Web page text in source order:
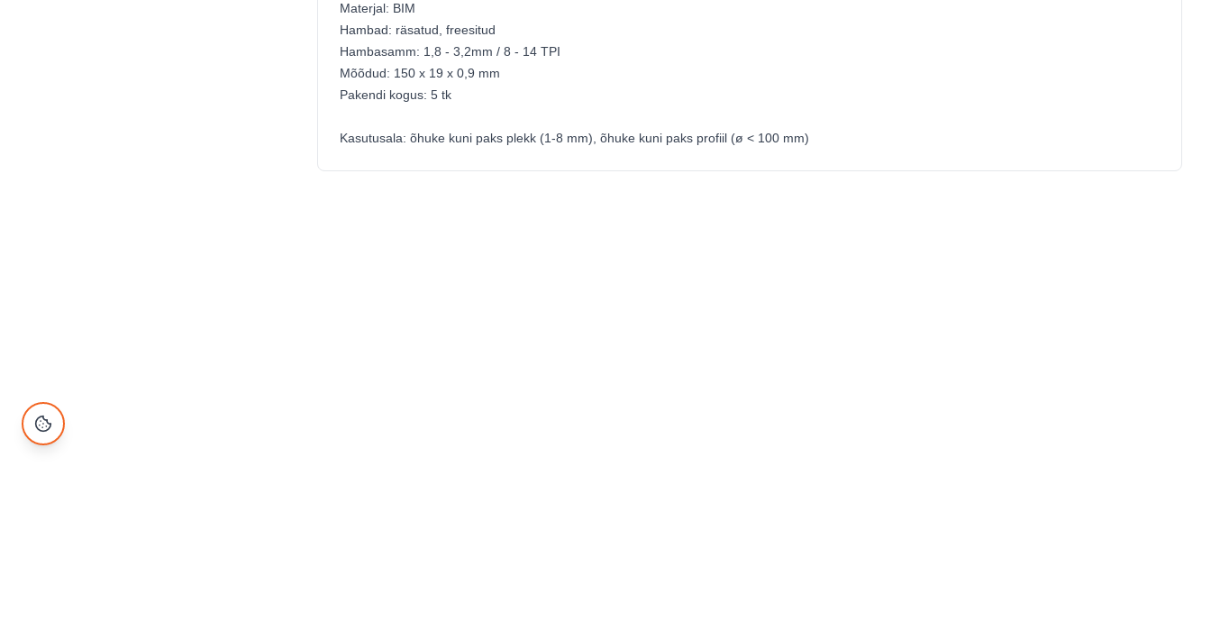
Materjal: BIM
Hambad: räsatud, freesitud
Hambasamm: 1,8 - 3,2mm / 8 - 14 TPI
Mõõdud: 150 x 19 x 0,9 mm
Pakendi kogus: 5 tk
Kasutusala: õhuke kuni paks plekk (1-8 mm), õhuke kuni paks profiil (ø < 100 mm)